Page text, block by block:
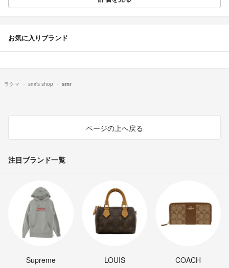
お気に入りブランド
ラクマ smr's shop smr
ページの上へ戻る
注目ブランド一覧
Supreme
LOUIS
COACH